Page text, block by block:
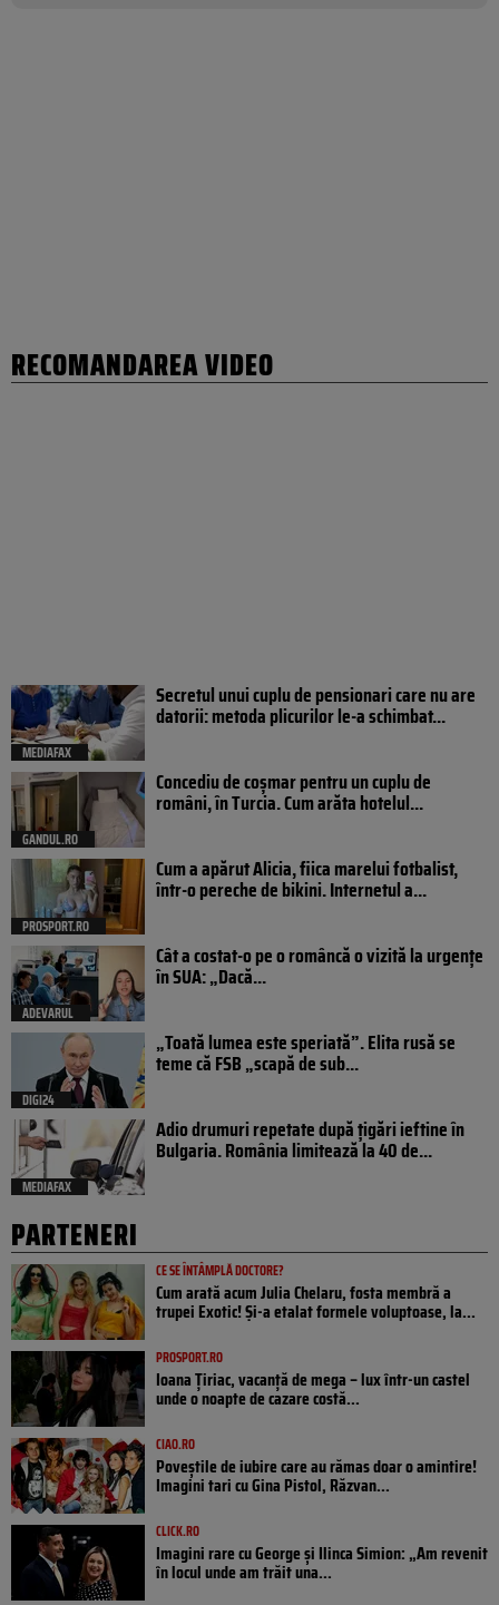
RECOMANDAREA VIDEO
MEDIAFAX
Secretul unui cuplu de pensionari care nu are
datorii: metoda plicurilor le-a schimbat...
GANDUL.RO
Concediu de coșmar pentru un cuplu de
români, în Turcia. Cum arăta hotelul...
PROSPORT.RO
Cum a apărut Alicia, fiica marelui fotbalist,
într-o pereche de bikini. Internetul a...
ADEVARUL
Cât a costat-o pe o româncă o vizită la urgențe
în SUA: „Dacă...
DIGI24
„Toată lumea este speriată”. Elita rusă se
teme că FSB „scapă de sub...
MEDIAFAX
Adio drumuri repetate după țigări ieftine în
Bulgaria. România limitează la 40 de...
PARTENERI
CE SE ÎNTÂMPLĂ DOCTORE?
Cum arată acum Julia Chelaru, fosta membră a
trupei Exotic! Și-a etalat formele voluptoase, la...
PROSPORT.RO
Ioana Țiriac, vacanță de mega – lux într-un castel
unde o noapte de cazare costă...
CIAO.RO
Poveştile de iubire care au rămas doar o amintire!
Imagini tari cu Gina Pistol, Răzvan...
CLICK.RO
Imagini rare cu George și Ilinca Simion: „Am revenit
în locul unde am trăit una...